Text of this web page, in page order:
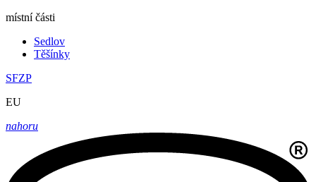
místní části
Sedlov
Těšínky
SFZP
EU
nahoru